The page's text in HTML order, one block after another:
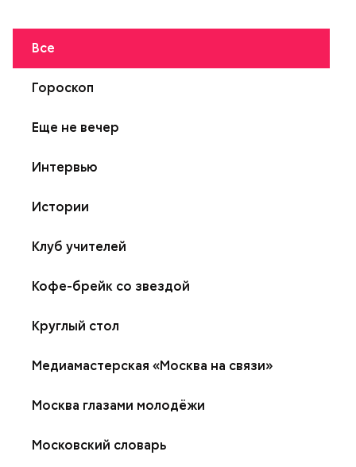
Все
Гороскоп
Еще не вечер
Интервью
Истории
Клуб учителей
Кофе-брейк со звездой
Круглый стол
Медиамастерская «Москва на связи»
Москва глазами молодёжи
Московский словарь